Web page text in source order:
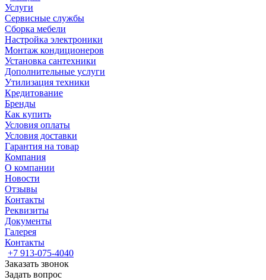
Услуги
Сервисные службы
Сборка мебели
Настройка электроники
Монтаж кондиционеров
Установка сантехники
Дополнительные услуги
Утилизация техники
Кредитование
Бренды
Как купить
Условия оплаты
Условия доставки
Гарантия на товар
Компания
О компании
Новости
Отзывы
Контакты
Реквизиты
Документы
Галерея
Контакты
+7 913-075-4040
Заказать звонок
Задать вопрос